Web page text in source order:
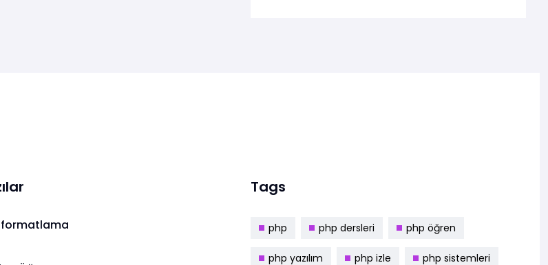
formatlama
Tags
php php dersleri php öğren
php yazılım php izle php sistemleri